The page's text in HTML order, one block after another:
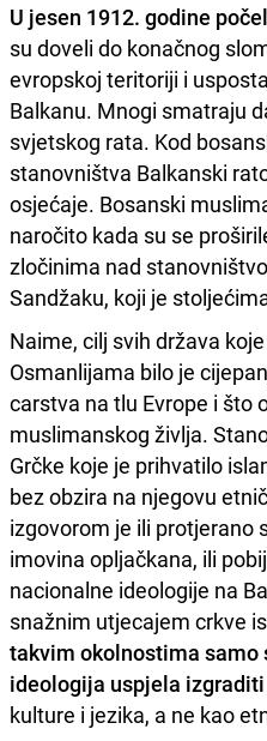
U jesen 1912. godine
su doveli do konačnog
evropskoj teritoriji i
Balkanu. Mnogi smatraju
svjetskog rata. Kod
stanovništva Balkanski
osjećaje. Bosanski
naročito kada su se
zločinima nad
Sandžaku, koji je
Naime, cilj svih država
Osmanlijama bilo je
carstva na tlu Evrope i što
muslimanskog življa.
Grčke koje je prihvatilo
bez obzira na njegovu
izgovorom je ili protjerano
imovina opljačkana, ili
nacionalne ideologije na
snažnim utjecajem crkve
takvim okolnostima samo
ideologija uspjela izgraditi
kulture i jezika, a ne kao